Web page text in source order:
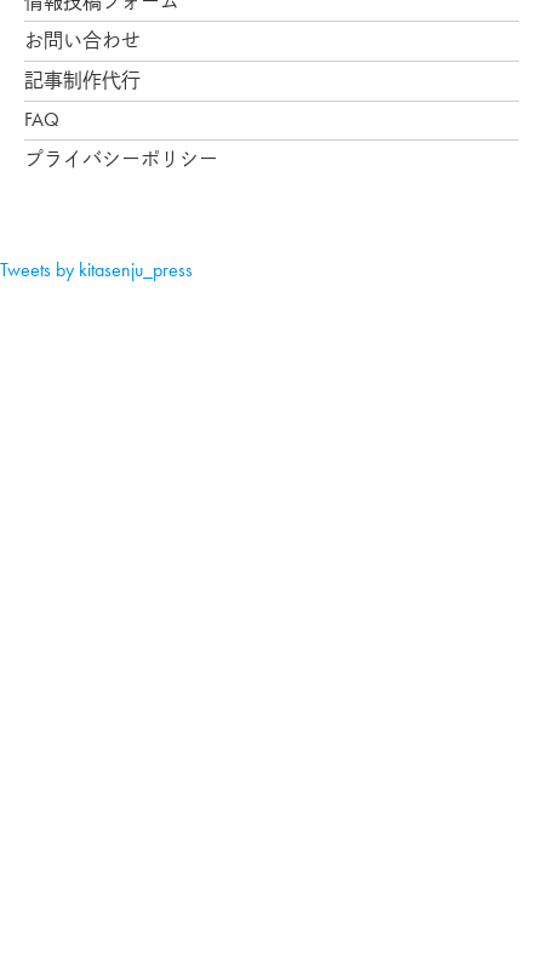
お問い合わせ
記事制作代行
FAQ
プライバシーポリシー
Tweets by kitasenju_press